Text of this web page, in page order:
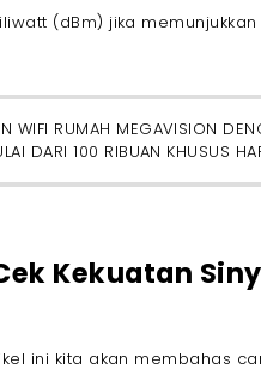
Jaringan yang Tidak Stabil
Sinyal HP yang
Pindah ke Lokasi yang Lebih
Hindari Penghalang Elektronik
Gunakan Mode Pesawat
Update Perangkat Lunak HP
Cara Cek Kekuatan
(dBm) jika
WIFI RUMAH MEGAVISION
DARI 100 RIBUAN KHUSUS
Kekuatan
ini kita akan membahas